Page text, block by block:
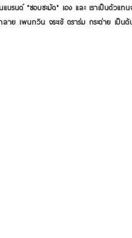
แบรนด์ "ชอบชะมัด" เอง และ เราเป็นตัวแท
ย เพนกวิน จระเข้ ตราร่ม กระต่าย เป็นต้